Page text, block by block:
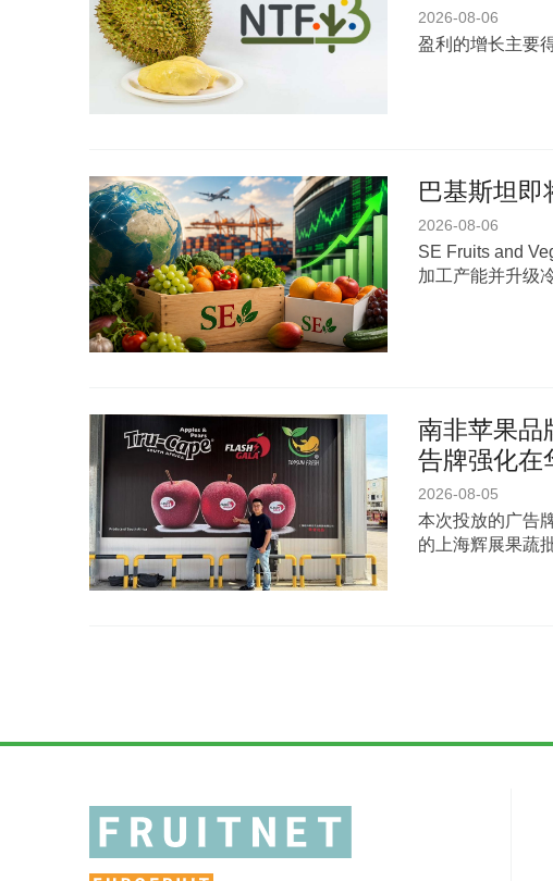
2026-08-06
盈利的增长主要
巴基斯坦即
2026-08-06
SE Fruits and
加工产能并升级
南非苹果品
告牌强化在
2026-08-05
本次投放的广告
的上海辉展果蔬